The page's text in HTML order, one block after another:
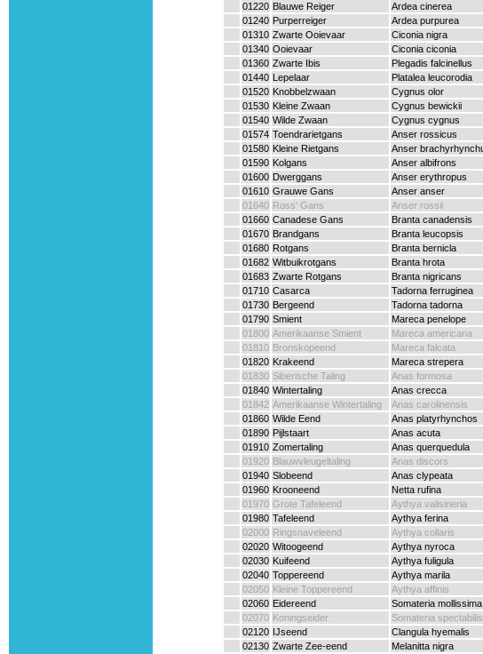
01220 Blauwe Reiger
Ardea cinerea
01240 Purperreiger
Ardea purpurea
01310 Zwarte Ooievaar
Ciconia nigra
01340 Ooievaar
Ciconia ciconia
01360 Zwarte Ibis
Plegadis falcinellus
01440 Lepelaar
Platalea leucorodia
01520 Knobbelzwaan
Cygnus olor
01530 Kleine Zwaan
Cygnus bewickii
01540 Wilde Zwaan
Cygnus cygnus
01574 Toendrarietgans
Anser rossicus
01580 Kleine Rietgans
Anser
01590 Kolgans
Anser albifrons
01600 Dwerggans
Anser erythropus
01610 Grauwe Gans
Anser anser
01640 Ross' Gans
Anser rossii
01660 Canadese Gans
Branta canadensis
01670 Brandgans
Branta leucopsis
01680 Rotgans
Branta bernicla
01682 Witbuikrotgans
Branta hrota
01683 Zwarte Rotgans
Branta nigricans
01710 Casarca
Tadorna ferruginea
01730 Bergeend
Tadorna tadorna
01790 Smient
Mareca penelope
01800 Amerikaanse Smient
Mareca americana
01810 Bronskopeend
Mareca falcata
01820 Krakeend
Mareca strepera
01830 Siberische Taling
Anas formosa
01840 Wintertaling
Anas crecca
01842 Amerikaanse Wintertaling
Anas carolinensis
01860 Wilde Eend
Anas platyrhynchos
01890 Pijlstaart
Anas acuta
01910 Zomertaling
Anas querquedula
01920 Blauwvleugeltaling
Anas discors
01940 Slobeend
Anas clypeata
01960 Krooneend
Netta rufina
01970 Grote Tafeleend
Aythya valisineria
01980 Tafeleend
Aythya ferina
02000 Ringsnaveleend
Aythya collaris
02020 Witoogeend
Aythya nyroca
02030 Kuifeend
Aythya fuligula
02040 Toppereend
Aythya marila
02050 Kleine Toppereend
Aythya affinis
02060 Eidereend
Somateria mollissima
02070 Koningseider
Somateria spectabilis
02120 IJseend
Clangula hyemalis
02130 Zwarte Zee-eend
Melanitta nigra